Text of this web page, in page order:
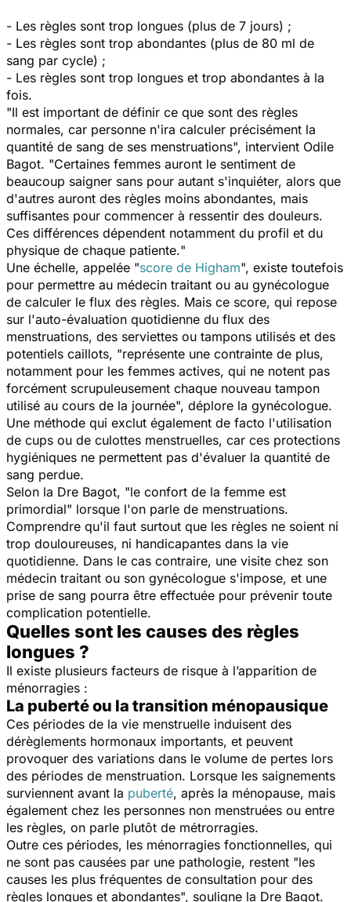
- Les règles sont trop longues (plus de 7 jours) ;
- Les règles sont trop abondantes (plus de 80 ml de
sang par cycle) ;
- Les règles sont trop longues et trop abondantes à la
fois.
"Il est important de définir ce que sont des règles
normales, car personne n'ira calculer précisément la
quantité de sang de ses menstruations", intervient Odile
Bagot. "Certaines femmes auront le sentiment de
beaucoup saigner sans pour autant s'inquiéter, alors que
d'autres auront des règles moins abondantes, mais
suffisantes pour commencer à ressentir des douleurs.
Ces différences dépendent notamment du profil et du
physique de chaque patiente."
Une échelle, appelée "score de Higham", existe toutefois
pour permettre au médecin traitant ou au gynécologue
de calculer le flux des règles. Mais ce score, qui repose
sur l'auto-évaluation quotidienne du flux des
menstruations, des serviettes ou tampons utilisés et des
potentiels caillots, "représente une contrainte de plus,
notamment pour les femmes actives, qui ne notent pas
forcément scrupuleusement chaque nouveau tampon
utilisé au cours de la journée", déplore la gynécologue.
Une méthode qui exclut également de facto l'utilisation
de cups ou de culottes menstruelles, car ces protections
hygiéniques ne permettent pas d'évaluer la quantité de
sang perdue.
Selon la Dre Bagot, "le confort de la femme est
primordial" lorsque l'on parle de menstruations.
Comprendre qu'il faut surtout que les règles ne soient ni
trop douloureuses, ni handicapantes dans la vie
quotidienne. Dans le cas contraire, une visite chez son
médecin traitant ou son gynécologue s'impose, et une
prise de sang pourra être effectuée pour prévenir toute
complication potentielle.
Quelles sont les causes des règles
longues ?
Il existe plusieurs facteurs de risque à l’apparition de
ménorragies :
La puberté ou la transition ménopausique
Ces périodes de la vie menstruelle induisent des
dérèglements hormonaux importants, et peuvent
provoquer des variations dans le volume de pertes lors
des périodes de menstruation. Lorsque les saignements
surviennent avant la puberté, après la ménopause, mais
également chez les personnes non menstruées ou entre
les règles, on parle plutôt de métrorragies.
Outre ces périodes, les ménorragies fonctionnelles, qui
ne sont pas causées par une pathologie, restent "les
causes les plus fréquentes de consultation pour des
règles longues et abondantes", souligne la Dre Bagot.